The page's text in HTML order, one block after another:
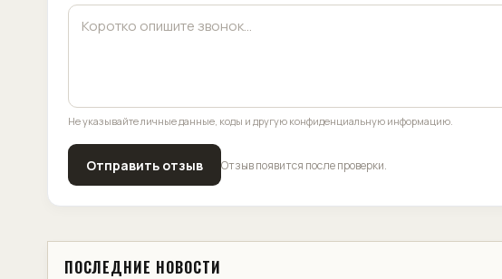
Не указывайте личные данные, коды и другую конфиденциальную информацию.
Отправить отзыв Отзыв появится после проверки.
ПОСЛЕДНИЕ НОВОСТИ